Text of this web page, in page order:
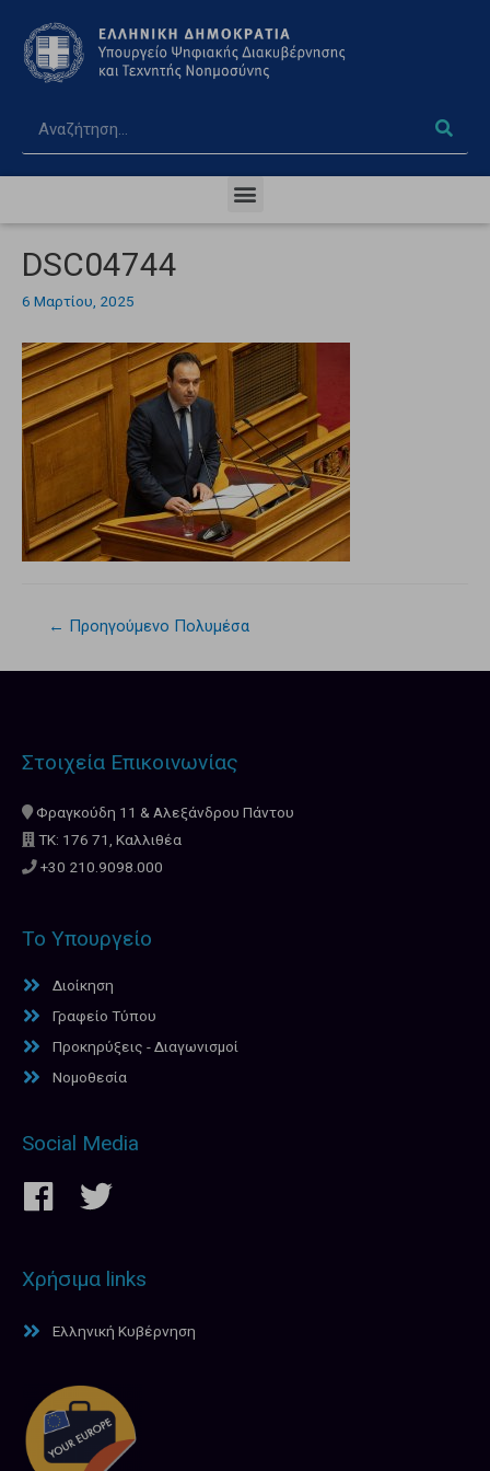
DSC04744
6 Μαρτίου, 2025
← Προηγούμενο Πολυμέσα
Στοιχεία Επικοινωνίας
Φραγκούδη 11 & Αλεξάνδρου Πάντου
ΤΚ: 176 71, Καλλιθέα
+30 210.9098.000
Το Υπουργείο
Διοίκηση
Γραφείο Τύπου
Προκηρύξεις - Διαγωνισμοί
Νομοθεσία
Social Media
Χρήσιμα links
Ελληνική Κυβέρνηση